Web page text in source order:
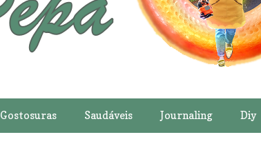
Gostosuras Saudáveis Journaling Diy